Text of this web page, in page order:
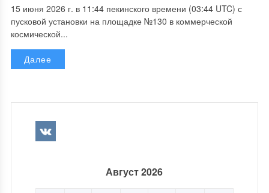
15 июня 2026 г. в 11:44 пекинского времени (03:44 UTC) с
пусковой установки на площадке №130 в коммерческой
космической...
Далее
Август 2026